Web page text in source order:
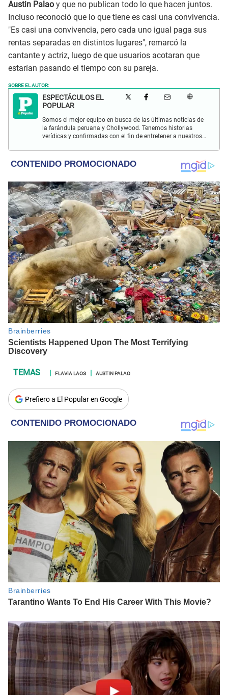
Austin Palao y que no publican todo lo que hacen juntos.
Incluso reconoció que lo que tiene es casi una convivencia.
"Es casi una convivencia, pero cada uno igual paga sus
rentas separadas en distintos lugares", remarcó la
cantante y actriz, luego de que usuarios acotaran que
estarían pasando el tiempo con su pareja.
SOBRE EL AUTOR:
ESPECTÁCULOS EL
POPULAR
Somos el mejor equipo en busca de las últimas noticias de
la farándula peruana y Chollywood. Tenemos historias
verídicas y confirmadas con el fin de entretener a nuestros
FLAVIA LAOS AUSTIN PALAO
Prefiero a El Popular en Google